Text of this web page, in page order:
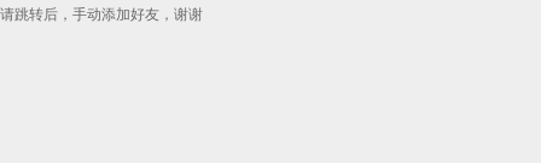
请跳转后，手动添加好友，谢谢